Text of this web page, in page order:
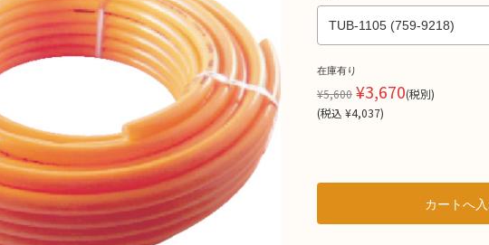
在庫有り
¥5,600 ¥3,670(税別)
(税込 ¥4,037)